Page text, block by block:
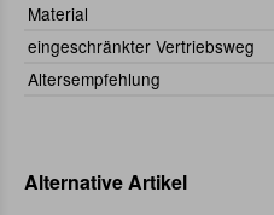
Material
eingeschränkter Vertriebsweg
Altersempfehlung
Alternative Artikel